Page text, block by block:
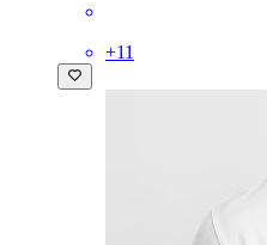
+11